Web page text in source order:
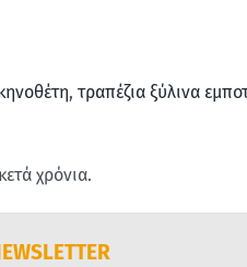
, τραπέζια ξύλινα
χρόνια.